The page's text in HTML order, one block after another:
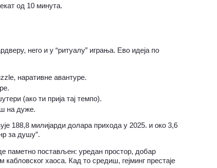
од 10 минута.
него и у “ритуалу” играња. Ево идеја по
наративне авантуре.
(ако ти прија тај темпо).
на дуже.
188,8 милијарди долара прихода у 2025. и око 3,6
за душу”.
паметно постављен: уредан простор, добар
хаоса. Кад то средиш, гејминг престаје